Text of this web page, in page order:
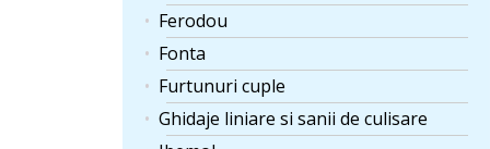
Ferodou
Fonta
Furtunuri cuple
Ghidaje liniare si sanii de culisare